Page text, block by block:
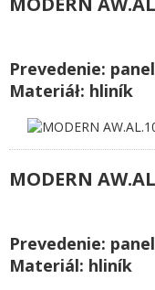
Prevedenie:
Materiáł: hliník
MODERN
Prevedenie:
Materiál: hliník